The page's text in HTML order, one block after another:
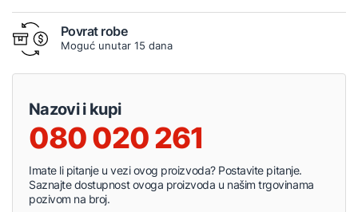
Povrat robe
Moguć unutar 15 dana
Nazovi i kupi
080 020 261
Imate li pitanje u vezi ovog proizvoda? Postavite pitanje.
Saznajte dostupnost ovoga proizvoda u našim trgovinama
pozivom na broj.